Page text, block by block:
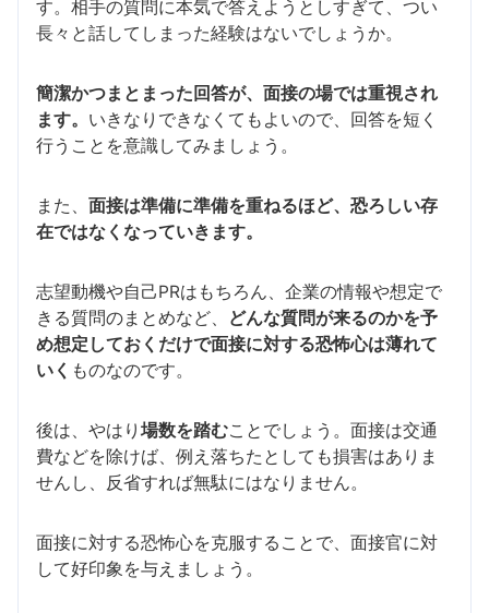
す。相手の質問に本気で答えようとしすぎて、つい
長々と話してしまった経験はないでしょうか。
簡潔かつまとまった回答が、面接の場では重視され
ます。 いきなりできなくてもよいので、回答を短く
行うことを意識してみましょう。
また、 面接は準備に準備を重ねるほど、恐ろしい存
在ではなくなっていきます。
志望動機や自己PRはもちろん、企業の情報や想定で
きる質問のまとめなど、
どんな質問が来るのかを予
め想定しておくだけで面接に対する恐怖心は薄れて
いく ものなのです。
後は、やはり 場数を踏むことでしょう。面接は交通
費などを除けば、例え落ちたとしても損害はありま
せんし、反省すれば無駄にはなりません。
面接に対する恐怖心を克服することで、面接官に対
して好印象を与えましょう。